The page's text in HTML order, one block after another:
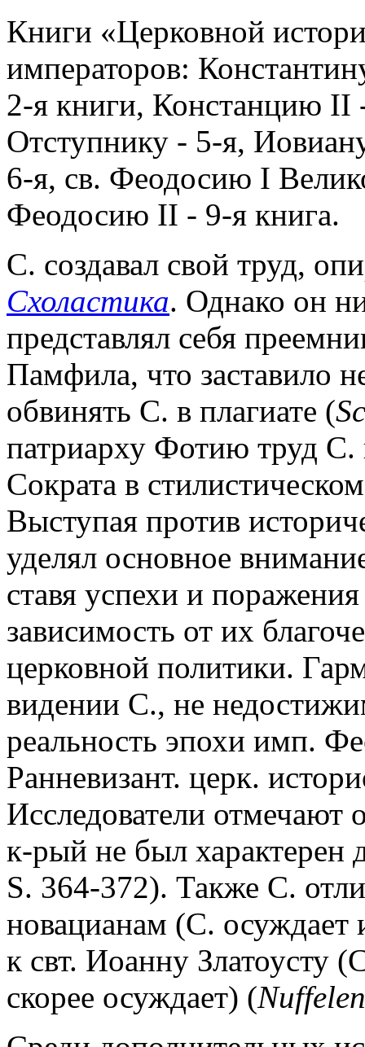
Книги «Церковной
императоров:
2-я книги, Констанцию
Отступнику - 5-я,
6-я, св. Феодосию I
Феодосию II - 9-я книга.
С. создавал свой труд,
Схоластика. Однако он
представлял себя
Памфила, что заставило
обвинять С. в плагиате (
патриарху Фотию труд С.
Сократа в
Выступая против
уделял основное
ставя успехи и
зависимость от их
церковной политики.
видении С., не
реальность эпохи имп.
Ранневизант. церк.
Исследователи отмечают
к-рый не был характерен
S. 364-372). Также С.
новацианам (С. осуждает
к свт. Иоанну Златоусту
скорее осуждает) (